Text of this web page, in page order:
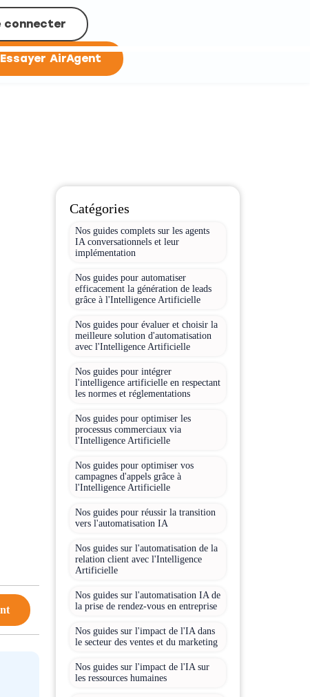
connecter
Essayer AirAgent
Catégories
Nos guides complets sur les agents
IA conversationnels et leur
implémentation
Nos guides pour automatiser
efficacement la génération de leads
grâce à l'Intelligence Artificielle
Nos guides pour évaluer et choisir la
meilleure solution d'automatisation
avec l'Intelligence Artificielle
Nos guides pour intégrer
l'intelligence artificielle en respectant
les normes et réglementations
Nos guides pour optimiser les
processus commerciaux via
l'Intelligence Artificielle
Nos guides pour optimiser vos
campagnes d'appels grâce à
l'Intelligence Artificielle
Nos guides pour réussir la transition
vers l'automatisation IA
Nos guides sur l'automatisation de la
relation client avec l'Intelligence
Artificielle
Nos guides sur l'automatisation IA de
la prise de rendez-vous en entreprise
Nos guides sur l'impact de l'IA dans
le secteur des ventes et du marketing
Nos guides sur l'impact de l'IA sur
les ressources humaines